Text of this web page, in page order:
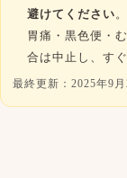
避けてください 。
胃痛・黒色便・
合は中止し、す
最終更新：2025年9月